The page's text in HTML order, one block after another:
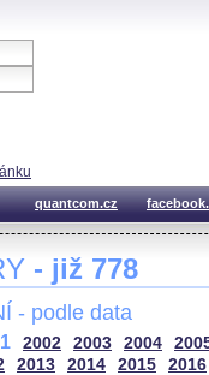
quantcom.cz
- již 778
- podle data
2002 2003 2004
2013 2014 2015 2016